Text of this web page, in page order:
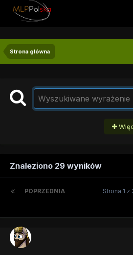
Strona główna
Znaleziono 29 wyników
POPRZEDNIA Strona 1 z